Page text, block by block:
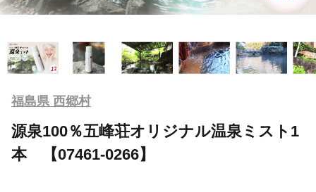
福島県 西郷村
源泉100％五峰荘オリジナル温泉ミスト1
本 【07461-0266】